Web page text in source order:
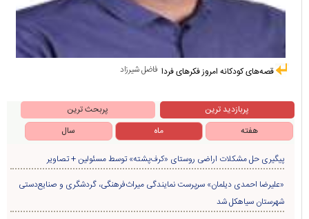
فاضل شیرزاد قصه‌های کودکانه امروز فکرهای فردا
پربازدید ترین
پربحث ترین
هفته
ماه سال
پیگیری حل مشکلات اراضی روستای «کرف‌پشته» توسط مسئولین + تصاویر
«علیرضا احمدی دیلمان» سرپرست نمایندگی میراث‌فرهنگی، گردشگری و صنایع‌دستی
شهرستان سیاهکل شد